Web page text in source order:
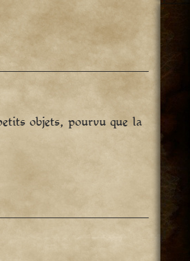
objets, pourvu que la